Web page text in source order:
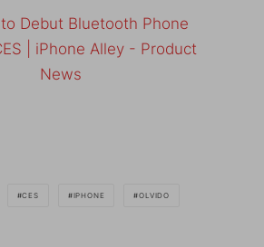
CES IPHONE OLVIDO